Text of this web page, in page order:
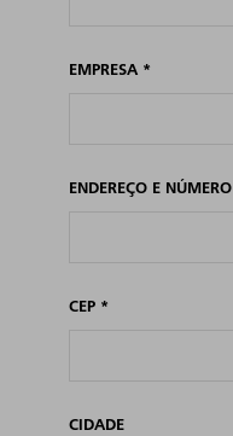
EMPRESA *
ENDEREÇO E NÚMERO
CEP *
CIDADE